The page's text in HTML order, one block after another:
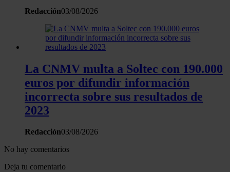
Redacción03/08/2026
La CNMV multa a Soltec con 190.000
euros por difundir información
incorrecta sobre sus resultados de
2023
Redacción03/08/2026
No hay comentarios
Deja tu comentario